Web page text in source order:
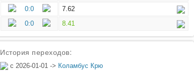
0:0
7.62
0:0
8.41
История переходов:
с 2026-01-01 -> Коламбус Крю